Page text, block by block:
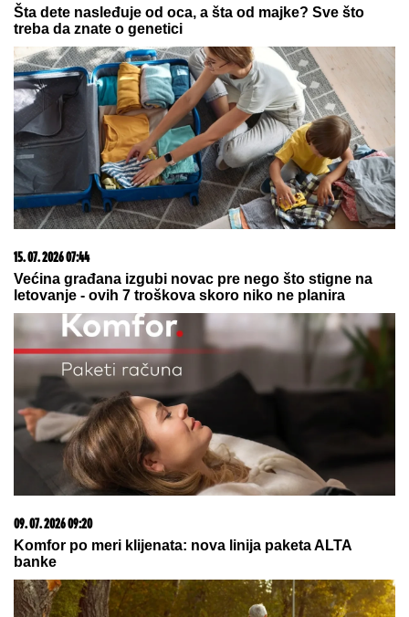
07. 08. 2026 21:48
Otišao iz Arsenala pre nego što su podigli trofej – vratio
se u Premijer ligu
07. 08. 2026 09:47
Čiji hromozom određuje pol deteta? XX rađa se
devojčica, XY rađa se dečak
05. 08. 2026 06:45